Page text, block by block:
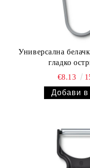
Универсална
€8.13